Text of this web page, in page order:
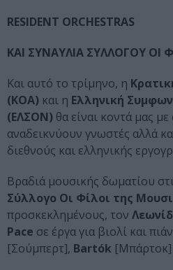
RESIDENT ORCHESTRAS
KAI ΣΥΝΑΥΛΙΑ ΣΥΛΛΟΓΟΥ ΟΙ
Και αυτό το τρίμηνο, η
(ΚΟΑ) και η Ελληνική
(ΕΛΣΟΝ) θα είναι κοντά μας
αναδεικνύουν γνωστές αλλά
διεθνούς και ελληνικής
Βραδιά μουσικής δωματίου
Σύλλογο Οι Φίλοι της
προσκεκλημένους, τον
Pace σε έργα για βιολί και
[Σούμπερτ], Bartók [Μπάρτοκ]